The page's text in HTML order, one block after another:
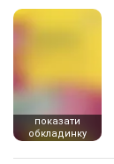
показати
обкладинку